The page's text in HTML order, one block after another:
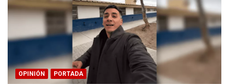
OPINIÓN PORTADA